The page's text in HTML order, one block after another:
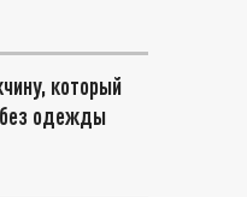
который
без одежды